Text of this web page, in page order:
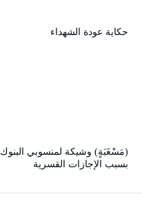
حكاية عودة الشهداء
(مَسْغَبَةٍ) وشيكة لمنسوبي البنوك
بسبب الإجازات القسرية